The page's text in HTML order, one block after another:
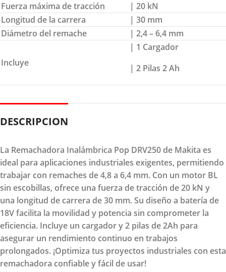
Fuerza máxima de tracción
| 20 kN
Longitud de la carrera
| 30 mm
Diámetro del remache
| 2,4 – 6,4 mm
Incluye
| 1 Cargador
| 2 Pilas 2 Ah
DESCRIPCION
La Remachadora Inalámbrica Pop DRV250 de Makita es
ideal para aplicaciones industriales exigentes, permitiendo
trabajar con remaches de 4,8 a 6,4 mm. Con un motor BL
sin escobillas, ofrece una fuerza de tracción de 20 kN y
una longitud de carrera de 30 mm. Su diseño a batería de
18V facilita la movilidad y potencia sin comprometer la
eficiencia. Incluye un cargador y 2 pilas de 2Ah para
asegurar un rendimiento continuo en trabajos
prolongados. ¡Optimiza tus proyectos industriales con esta
remachadora confiable y fácil de usar!